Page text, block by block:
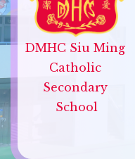
DMHC Siu Ming
Catholic
Secondary
School